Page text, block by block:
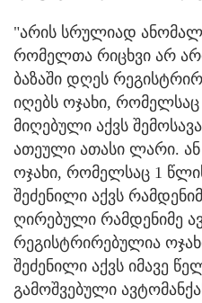
"არის სრულიად
რომელთა რიცხვი არ
ბაზაში დღეს
იღებს ოჯახი,
მიღებული აქვს
ათეული ათასი ლარი.
ოჯახი, რომელსაც 1
შეძენილი აქვს
ღირებული რამდენიმე
რეგისტრირებულია
შეძენილი აქვს იმავე
გამოშვებული